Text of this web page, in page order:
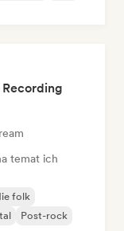
temat ich
folk
Post-rock